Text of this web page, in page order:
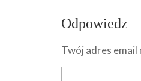
Odpowiedz
Twój adres email